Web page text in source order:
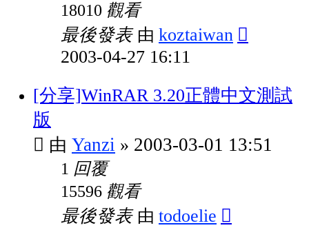
18010 觀看
最後發表 由 koztaiwan
2003-04-27 16:11
[分享]WinRAR 3.20正體中文測試
版
由 Yanzi » 2003-03-01 13:51
1 回覆
15596 觀看
最後發表 由 todoelie